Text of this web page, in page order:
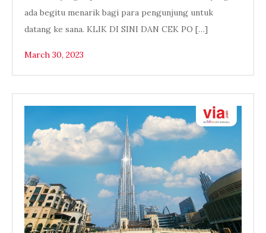
ada begitu menarik bagi para pengunjung untuk
datang ke sana. KLIK DI SINI DAN CEK PO […]
March 30, 2023